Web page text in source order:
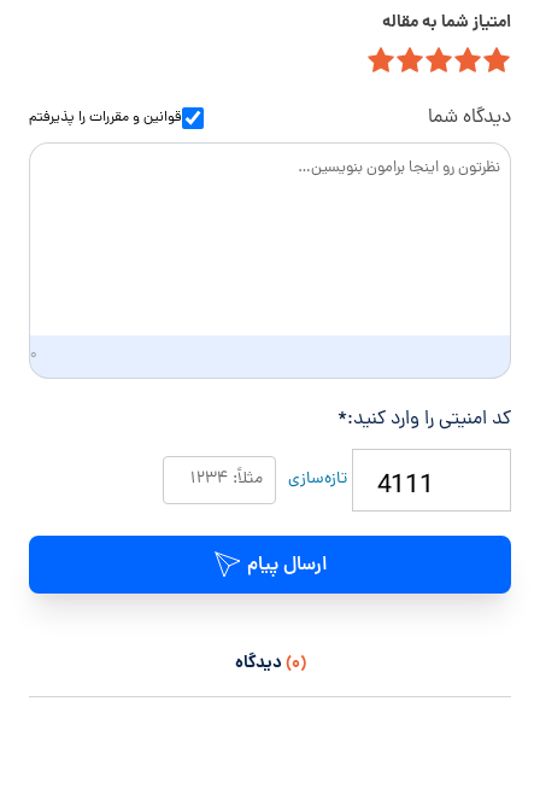
ا
ن
و
د
گ
ا
ی
ل
امتیاز شما به مقاله
دیدگاه شما قوانین و مقرراترا پذیرفتم
۰
کد امنیتی را وارد کنید:*
تازه‌سازی
ارسال پیام
(۰) دیدگاه